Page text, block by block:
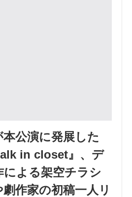
公演に発展した
in closet』、デ
よる架空チラシ
作家の初稿一人リ